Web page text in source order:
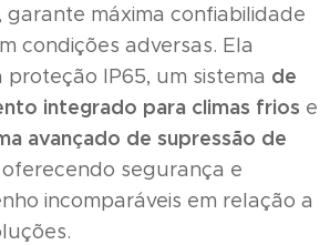
garante máxima confiabilidade
condições adversas. Ela
proteção IP65, um sistema de
integrado para climas frios e
avançado de supressão de
oferecendo segurança e
incomparáveis ​​em relação a